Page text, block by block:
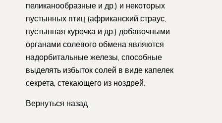
пеликанообразные и др.) и некоторых
пустынных птиц (африканский страус,
пустынная курочка и др.) добавочными
органами солевого обмена являются
надорбитальные железы, способные
выделять избыток солей в виде капелек
секрета, стекающего из ноздрей.
Вернуться назад